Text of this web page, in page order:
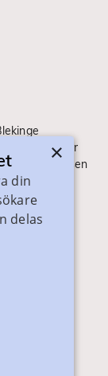
utbildningar
Webbplatsen
×
din
delas